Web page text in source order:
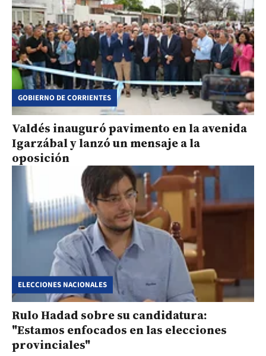
GOBIERNO DE CORRIENTES
Valdés inauguró pavimento en la avenida
Igarzábal y lanzó un mensaje a la
oposición
ELECCIONES NACIONALES
Rulo Hadad sobre su candidatura:
"Estamos enfocados en las elecciones
provinciales"